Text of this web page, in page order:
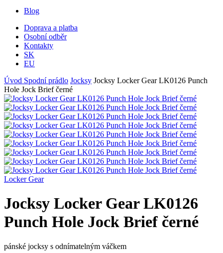
Blog
Doprava a platba
Osobní odběr
Kontakty
SK
EU
Úvod Spodní prádlo Jocksy Jocksy Locker Gear LK0126 Punch
Hole Jock Brief černé
Locker Gear
Jocksy Locker Gear LK0126
Punch Hole Jock Brief černé
pánské jocksy s odnímatelným váčkem